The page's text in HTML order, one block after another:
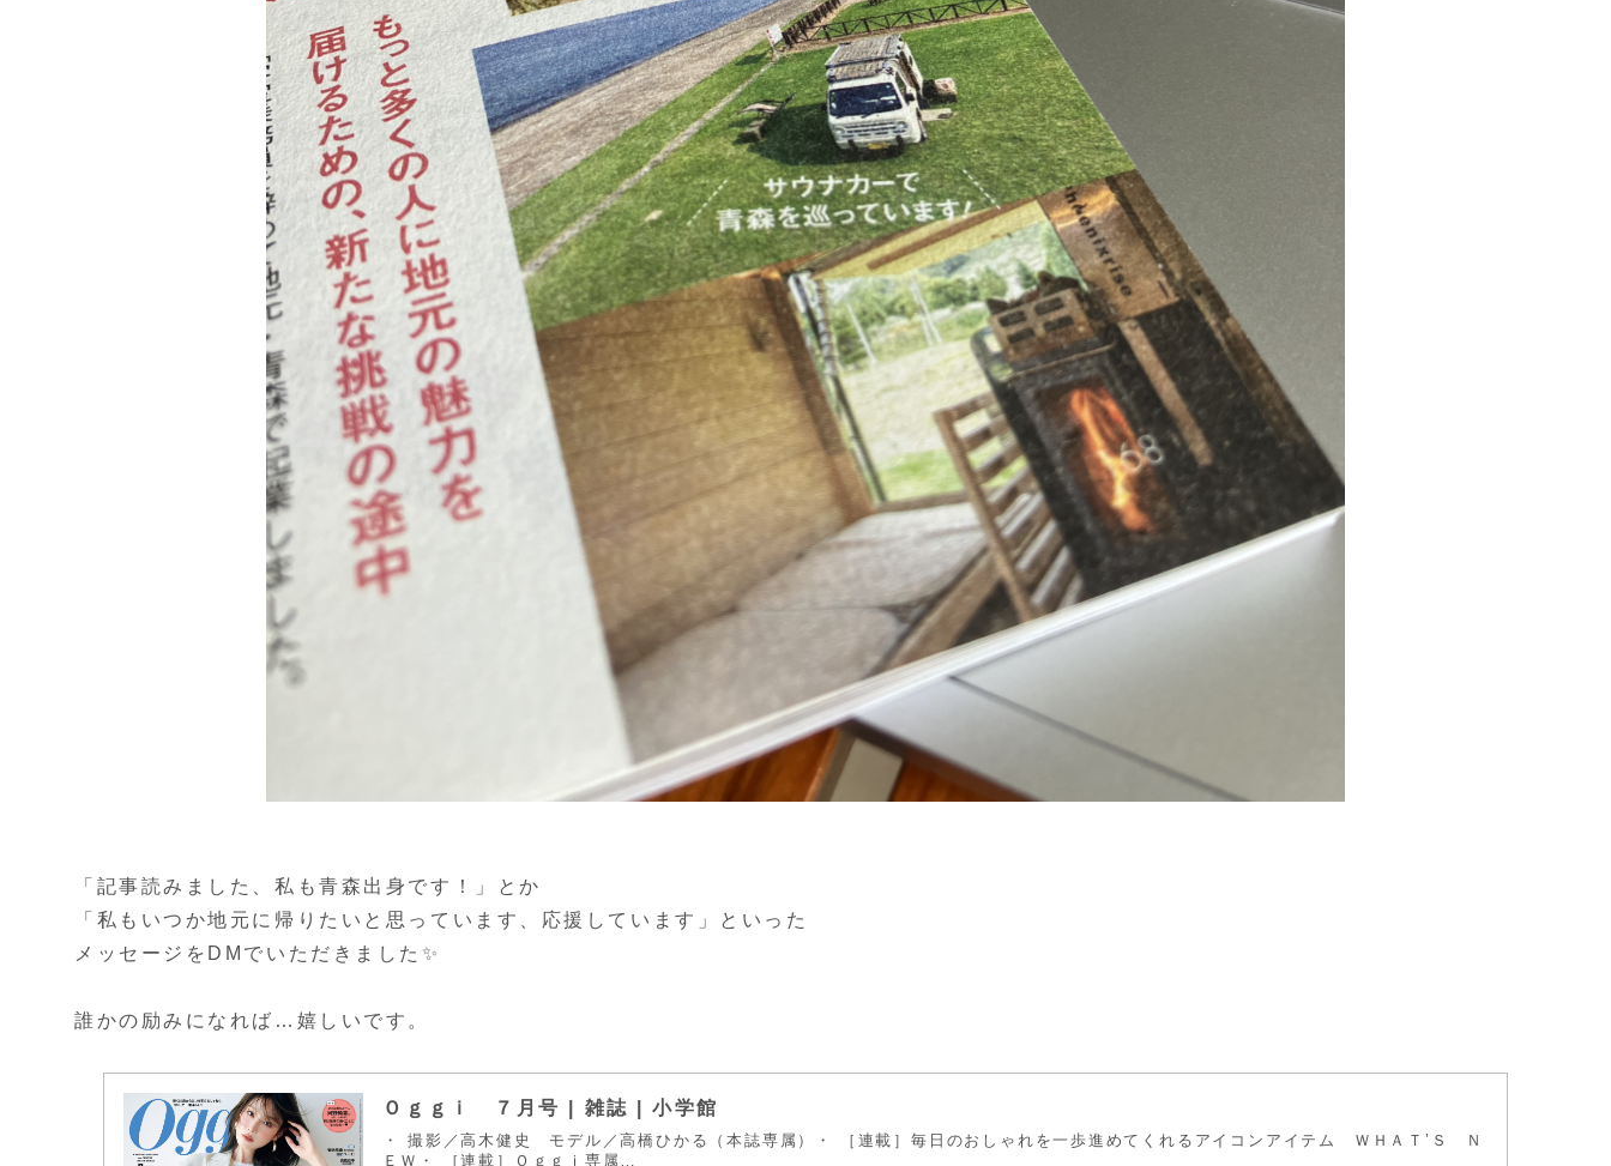
「記事読みました、私も青森出身です！」とか
「私もいつか地元に帰りたいと思っています、応援しています」といった
メッセージをDMでいただきました✨
誰かの励みになれば…嬉しいです。
Ｏｇｇｉ ７月号 | 雑誌 | 小学館
・ 撮影／高木健史 モデル／高橋ひかる（本誌専属）・ ［連載］毎日のおしゃれを一歩進めてくれるアイコンアイテム ＷＨＡＴ’Ｓ Ｎ
ＥＷ・ ［連載］Ｏｇｇｉ専属…